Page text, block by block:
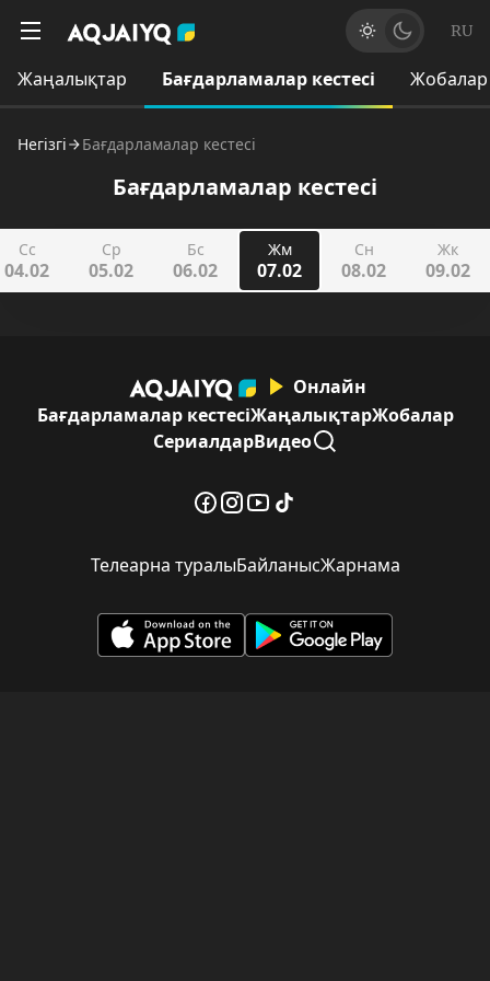
RU
Жаңалықтар Бағдарламалар кестесі Жобалар
Негізгі Бағдарламалар кестесі
Бағдарламалар кестесі
Сс
04.02
Ср
05.02
Бс
06.02
Жм
07.02
Сн
08.02
Жк
09.02
Онлайн
Бағдарламалар кестесіЖаңалықтарЖобалар
СериалдарВидео
Телеарна туралыБайланысЖарнама